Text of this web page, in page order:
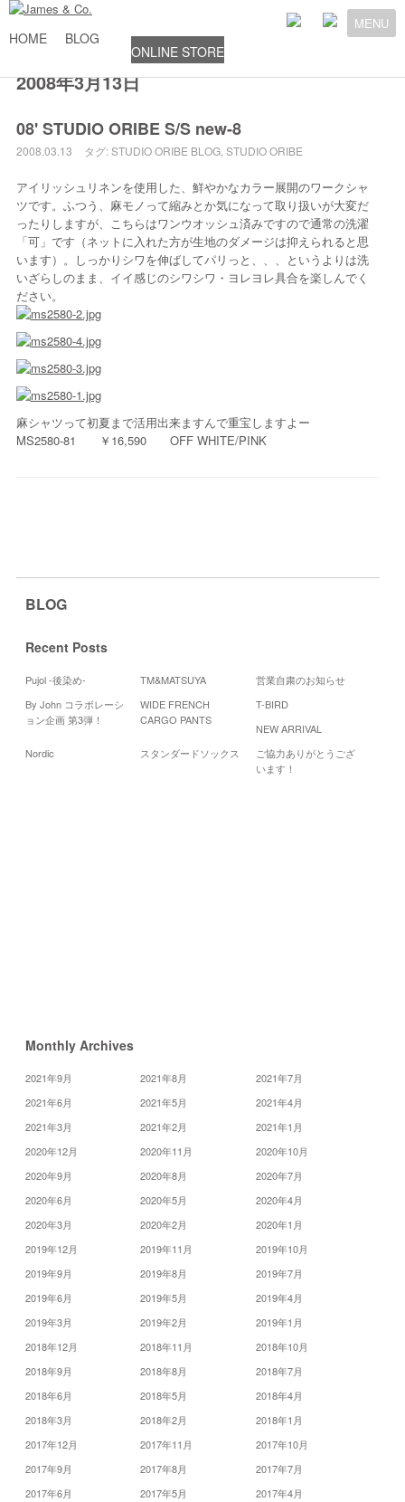
MENU
HOME BLOG
ONLINE STORE
2008年3月13日
08' STUDIO ORIBE S/S new-8
2008.03.13 タグ:STUDIO ORIBE BLOG, STUDIO ORIBE
アイリッシュリネンを使用した、鮮やかなカラー展開のワークシャ
ツです。ふつう、麻モノって縮みとか気になって取り扱いが大変だ
ったりしますが、こちらはワンウオッシュ済みですので通常の洗濯
「可」です（ネットに入れた方が生地のダメージは抑えられると思
います）。しっかりシワを伸ばしてパリっと、、、というよりは洗
いざらしのまま、イイ感じのシワシワ・ヨレヨレ具合を楽しんでく
ださい。
麻シャツって初夏まで活用出来ますんで重宝しますよー
MS2580-81 ￥16,590 OFF WHITE/PINK
BLOG
Recent Posts
Pujol -後染め- TM&MATSUYA
営業自粛のお知らせ
By John コラボレーシ
ョン企画 第3弾！
WIDE FRENCH
CARGO PANTS
T-BIRD
NEW ARRIVAL
Nordic
スタンダードソックス
ご協力ありがとうござ
います！
Monthly Archives
2021年9月 2021年8月
2021年7月
2021年6月
2021年5月
2021年4月
2021年3月
2021年2月
2021年1月
2020年12月
2020年11月
2020年10月
2020年9月
2020年8月
2020年7月
2020年6月
2020年5月
2020年4月
2020年3月
2020年2月
2020年1月
2019年12月
2019年11月
2019年10月
2019年9月
2019年8月
2019年7月
2019年6月
2019年5月
2019年4月
2019年3月
2019年2月
2019年1月
2018年12月
2018年11月
2018年10月
2018年9月
2018年8月
2018年7月
2018年6月
2018年5月
2018年4月
2018年3月
2018年2月
2018年1月
2017年12月
2017年11月
2017年10月
2017年9月
2017年8月
2017年7月
2017年6月
2017年5月
2017年4月